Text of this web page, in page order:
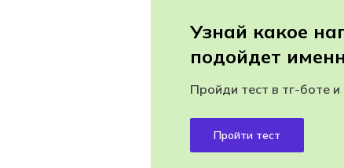
Узнай какое
подойдет
Пройди тест в тг-боте
Пройти тест